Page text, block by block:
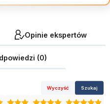
Opinie ekspertów
(0)
Wyczyść Szukaj